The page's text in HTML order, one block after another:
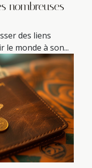
nombreuses
des liens
monde à son...